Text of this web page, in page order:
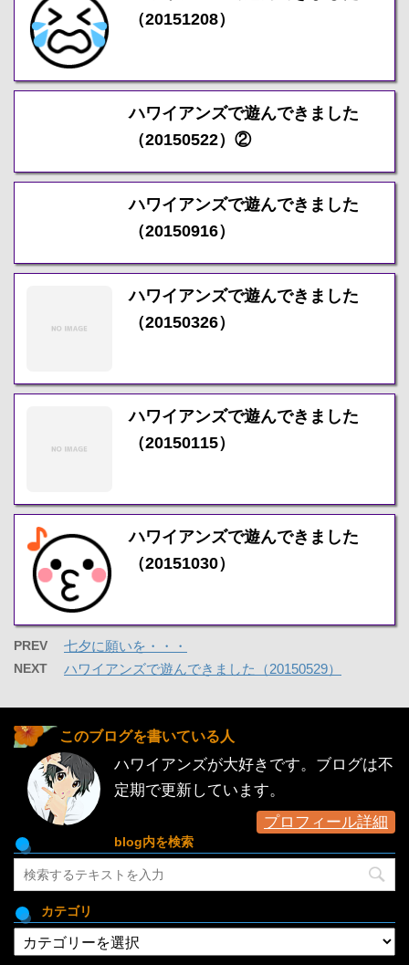
（20151208）
ハワイアンズで遊んできました
（20150522）②
ハワイアンズで遊んできました
（20150916）
ハワイアンズで遊んできました
（20150326）
ハワイアンズで遊んできました
（20150115）
ハワイアンズで遊んできました
（20151030）
PREV 七夕に願いを・・・
NEXT ハワイアンズで遊んできました（20150529）
このブログを書いている人
ハワイアンズが大好きです。ブログは不
定期で更新しています。
プロフィール詳細
blog内を検索
カテゴリ
テ